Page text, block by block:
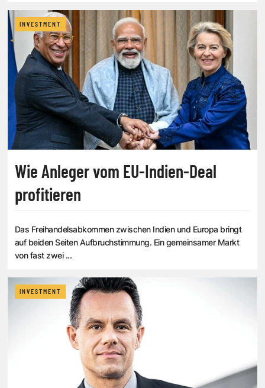
INVESTMENT
Wie Anleger vom EU-Indien-Deal
profitieren
Das Freihandelsabkommen zwischen Indien und Europa bringt
auf beiden Seiten Aufbruchstimmung. Ein gemeinsamer Markt
von fast zwei ...
INVESTMENT